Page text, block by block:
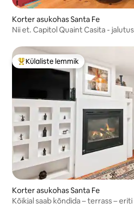
Korter asukohas Santa Fe
Nii et. Capitol Quaint Casita -
Külaliste suur lemmik
Külaliste lemmik
Korter asukohas Santa Fe
Kõikjal saab kõndida – terrass –